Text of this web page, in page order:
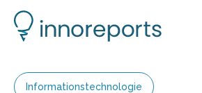
Informationstechnologie